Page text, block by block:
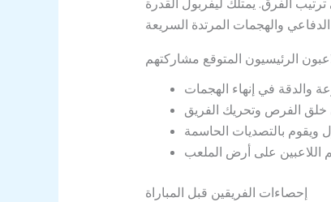
الرئيسيون المتوقع مشاركتهم
إحصاءات الفريقين قبل المباراة